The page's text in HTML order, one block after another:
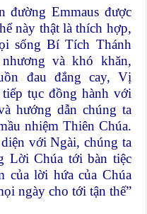
đường Emmaus được
này thật là thích hợp,
sống Bí Tích Thánh
và khó khăn,
đau đắng cay, Vị
tục đồng hành với
hướng dẫn chúng ta
nhiệm Thiên Chúa.
với Ngài, chúng ta
Lời Chúa tới bàn tiệc
của lời hứa của Chúa
ngày cho tới tận thế”